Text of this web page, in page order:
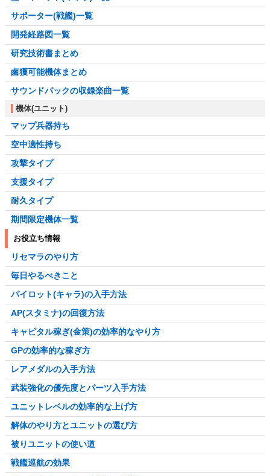
サポーター(戦艦)一覧
開発経路図一覧
研究技術書まとめ
鹵獲可能機体まとめ
サウンドパックの収録楽曲一覧
機体(ユニット)
マップ兵器持ち
空中適性持ち
攻撃タイプ
支援タイプ
耐久タイプ
期間限定機体一覧
お役立ち情報
リセマラのやり方
毎日やるべきこと
パイロット(キャラ)の入手方法
AP(スタミナ)の回復方法
キャピタル稼ぎ(金策)の効率的なやり方
GPの効率的な稼ぎ方
レアメダルの入手方法
武装強化の優先度とパーツ入手方法
ユニットレベルの効率的な上げ方
解体のやり方とユニットの選び方
被りユニットの使い道
戦艦巡航の効果